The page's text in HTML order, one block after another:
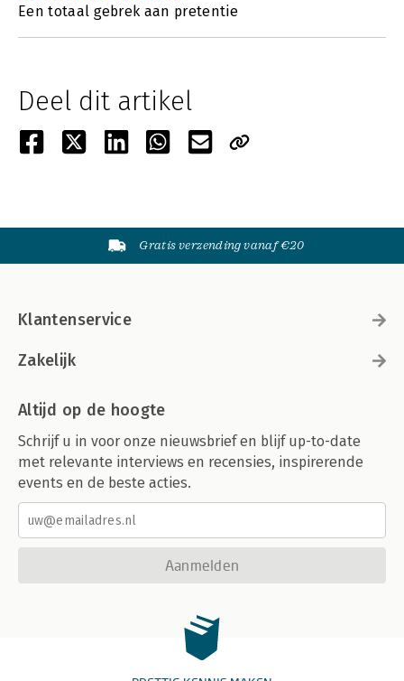
Een totaal gebrek aan pretentie
Deel dit artikel
Gratis verzending vanaf €20
Klantenservice
Zakelijk
Altijd op de hoogte
Schrijf u in voor onze nieuwsbrief en blijf up-to-date
met relevante interviews en recensies, inspirerende
events en de beste acties.
Aanmelden